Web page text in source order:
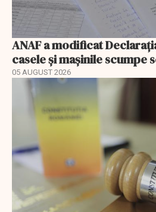
ANAF a modificat
casele și mașinile scumpe
05 AUGUST 2026